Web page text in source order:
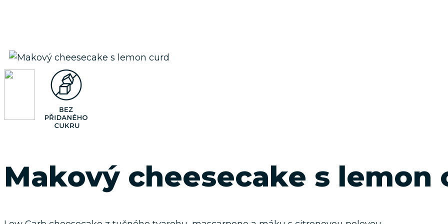
Makový cheesecake s lemon